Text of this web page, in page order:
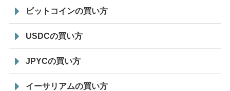
ビットコインの買い方
USDCの買い方
JPYCの買い方
イーサリアムの買い方